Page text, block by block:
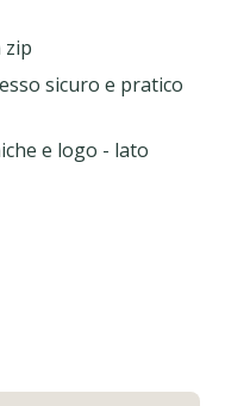
zip
sicuro e pratico
e logo - lato